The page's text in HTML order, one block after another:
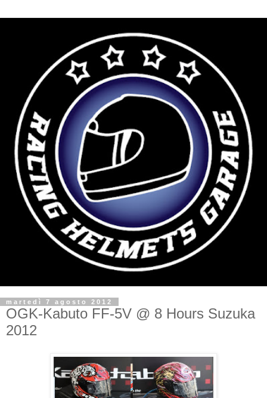
martedì 7 agosto 2012
OGK-Kabuto FF-5V @ 8 Hours Suzuka
2012